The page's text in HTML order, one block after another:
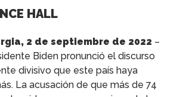
HALL
2 de septiembre de 2022 –
Biden pronunció el discurso
divisivo que este país haya
La acusación de que más de 74